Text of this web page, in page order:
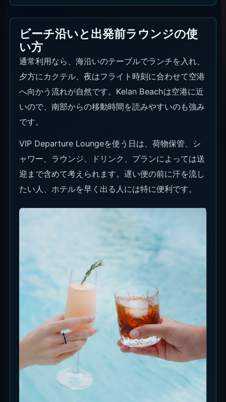
ビーチ沿いと出発前ラウンジの使
い方
通常利用なら、海沿いのテーブルでランチを入れ、
夕方にカクテル、夜はフライト時刻に合わせて空港
へ向かう流れが自然です。Kelan Beachは空港に近
いので、南部からの移動時間を読みやすいのも強み
です。
VIP Departure Loungeを使う日は、荷物保管、シ
ャワー、ラウンジ、ドリンク、プランによっては送
迎まで含めて考えられます。遅い便の前に汗を流し
たい人、ホテルを早く出る人には特に便利です。